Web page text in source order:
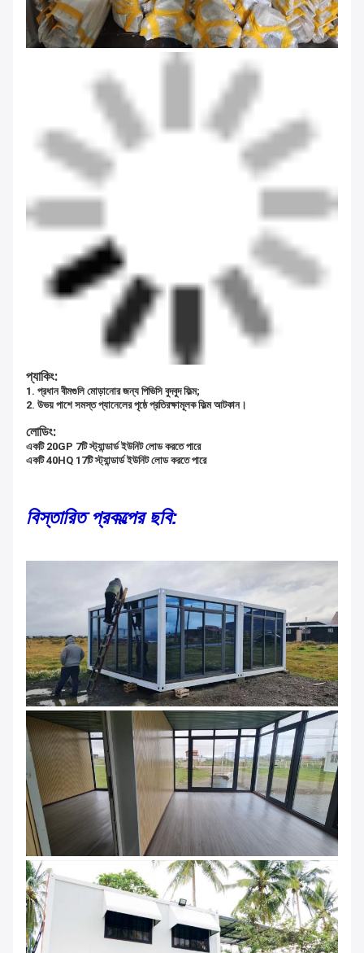
প্যাকিং:
1. প্রধান বীমগুলি মোড়ানোর জন্য পিভিসি বুদবুদ ফিল্ম;
2. উভয় পাশে সমস্ত প্যানেলের পৃষ্ঠে প্রতিরক্ষামূলক ফিল্ম আটকান।
লোডিং:
একটি 20GP 7টি স্ট্যান্ডার্ড ইউনিট লোড করতে পারে
একটি 40HQ 17টি স্ট্যান্ডার্ড ইউনিট লোড করতে পারে
বিস্তারিত প্রকল্পের ছবি: